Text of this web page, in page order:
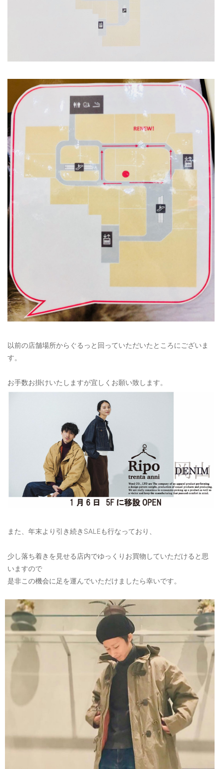
以前の店舗場所からぐるっと回っていただいたところにございま
す。
お手数お掛けいたしますが宜しくお願い致します。
また、年末より引き続きSALEも行なっており、
少し落ち着きを見せる店内でゆっくりお買物していただけると思
いますので
是非この機会に足を運んでいただけましたら幸いです。